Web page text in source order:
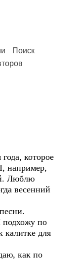
Поиск
которое
например,
Люблю
весенний
подхожу по
калитке для
как по